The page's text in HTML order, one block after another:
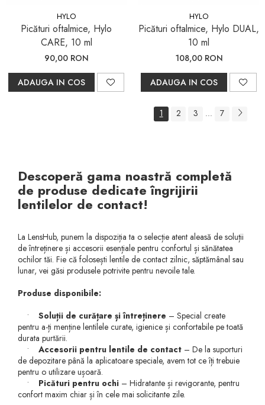
HYLO
Picături oftalmice, Hylo
CARE, 10 ml
90,00 RON
ADAUGA IN COS
HYLO
Picături oftalmice, Hylo DUAL,
10 ml
108,00 RON
ADAUGA IN COS
1 2 3 ... 7
Descoperă gama noastră completă
de produse dedicate îngrijirii
lentilelor de contact!
La LensHub, punem la dispoziția ta o selecție atent aleasă de soluții
de întreținere și accesorii esențiale pentru confortul și sănătatea
ochilor tăi. Fie că folosești lentile de contact zilnic, săptămânal sau
lunar, vei găsi produsele potrivite pentru nevoile tale.
Produse disponibile:
• Soluții de curățare și întreținere – Special create
pentru a-ți menține lentilele curate, igienice și confortabile pe toată
durata purtării.
• Accesorii pentru lentile de contact – De la suporturi
de depozitare până la aplicatoare speciale, avem tot ce îți trebuie
pentru o utilizare ușoară.
• Picături pentru ochi – Hidratante și revigorante, pentru
confort maxim chiar și în cele mai solicitante zile.